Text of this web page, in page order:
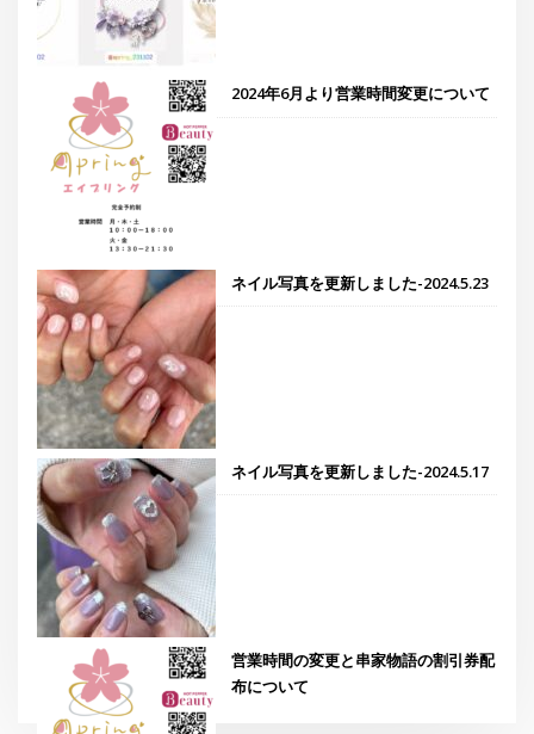
2024年6月より営業時間変更について
ネイル写真を更新しました-2024.5.23
ネイル写真を更新しました-2024.5.17
営業時間の変更と串家物語の割引券配
布について